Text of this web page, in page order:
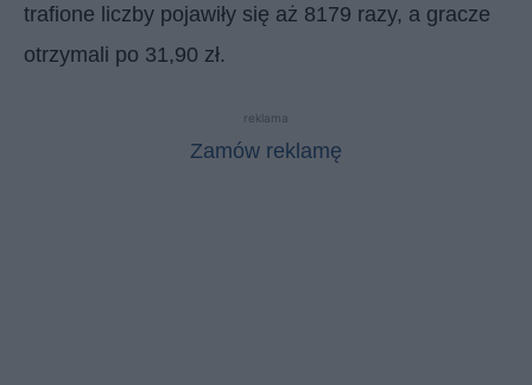
trafione liczby pojawiły się aż 8179 razy, a gracze
otrzymali po 31,90 zł.
reklama
Zamów reklamę